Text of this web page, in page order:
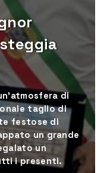
di
taglio di
festose di
un grande
un
i presenti.